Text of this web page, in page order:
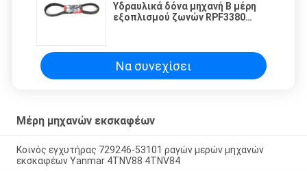
Υδραυλικά δόνα μηχανή Β μέρη
εξοπλισμού ζωνών RPF3380
Να συνεχίσει
Μέρη μηχανών εκσκαφέων
Κοινός εγχυτήρας 729246-53101 ραγών μερών μηχανών
εκσκαφέων Yanmar 4TNV88 4TNV84